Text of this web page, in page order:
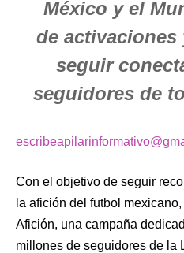
México y el
de activaciones
seguir
seguidores de
Con el objetivo de seguir
la afición del futbol
Afición, una campaña
millones de seguidores de la